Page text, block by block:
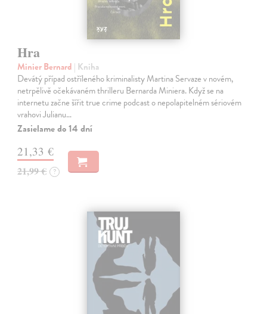
Hra
Minier Bernard | Kniha
Devátý případ ostříleného kriminalisty Martina Servaze v novém,
netrpělivě očekávaném thrilleru Bernarda Miniera. Když se na
internetu začne šířit true crime podcast o nepolapitelném sériovém
vrahovi Julianu…
Zasielame do 14 dní
21,33 €
21,99 € ?